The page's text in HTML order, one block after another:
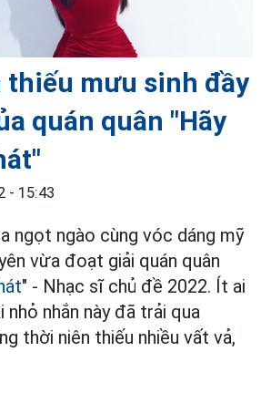
mưu sinh đầy
quán quân "Hãy
- 15:43
ngọt ngào cùng vóc dáng mỹ
vừa đoạt giải quán quân
" - Nhạc sĩ chủ đề 2022. Ít ai
nhỏ nhắn này đã trải qua
thời niên thiếu nhiều vất vả,